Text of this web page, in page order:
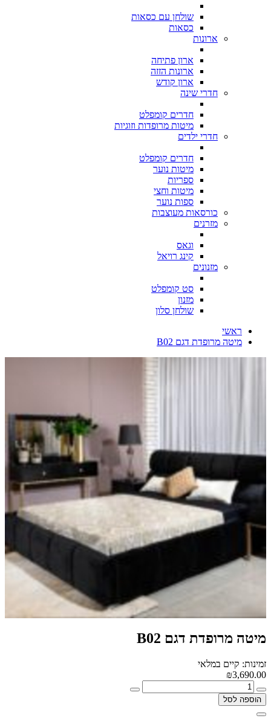
שולחן עם כסאות
כסאות
ארונות
ארון פתיחה
ארונות הזזה
ארון קודש
חדרי שינה
חדרים קומפלט
מיטות מרופדות וזוגיות
חדרי ילדים
חדרים קומפלט
מיטות נוער
ספריות
מיטות וחצי
ספות נוער
כורסאות מעוצבות
מזרנים
וגאס
קינג רויאל
מזנונים
סט קומפלט
מזנון
שולחן סלון
ראשי
מיטה מרופדת דגם B02
מיטה מרופדת דגם B02
זמינות: קיים במלאי
₪3,690.00
הוספה לסל